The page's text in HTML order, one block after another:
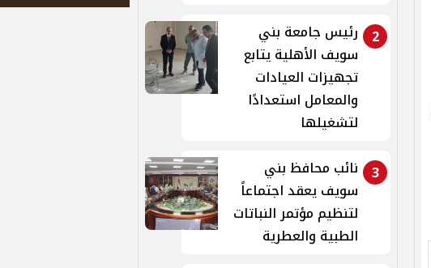
2
رئيس جامعة بني
سويف الأهلية يتابع
تجهيزات العيادات
والمعامل استعدادًا
لتشغيلها
3 نائب محافظ بني
سويف يعقد اجتماعاً
لتنظيم مؤتمر النباتات
الطبية والعطرية